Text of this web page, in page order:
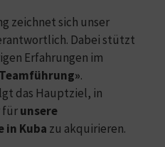
zeichnet sich unser
Dabei stützt
Erfahrungen im
.
das Hauptziel, in
fürunsere
in Kuba zu akquirieren.